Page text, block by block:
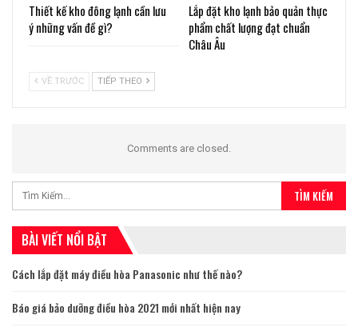
Thiết kế kho đông lạnh cần lưu
ý những vấn đề gì?
Lắp đặt kho lạnh bảo quản thực
phẩm chất lượng đạt chuẩn
Châu Âu
VỀ TRƯỚC TIẾP THEO
Comments are closed.
BÀI VIẾT NỔI BẬT
Cách lắp đặt máy điều hòa Panasonic như thế nào?
Báo giá bảo dưỡng điều hòa 2021 mới nhất hiện nay